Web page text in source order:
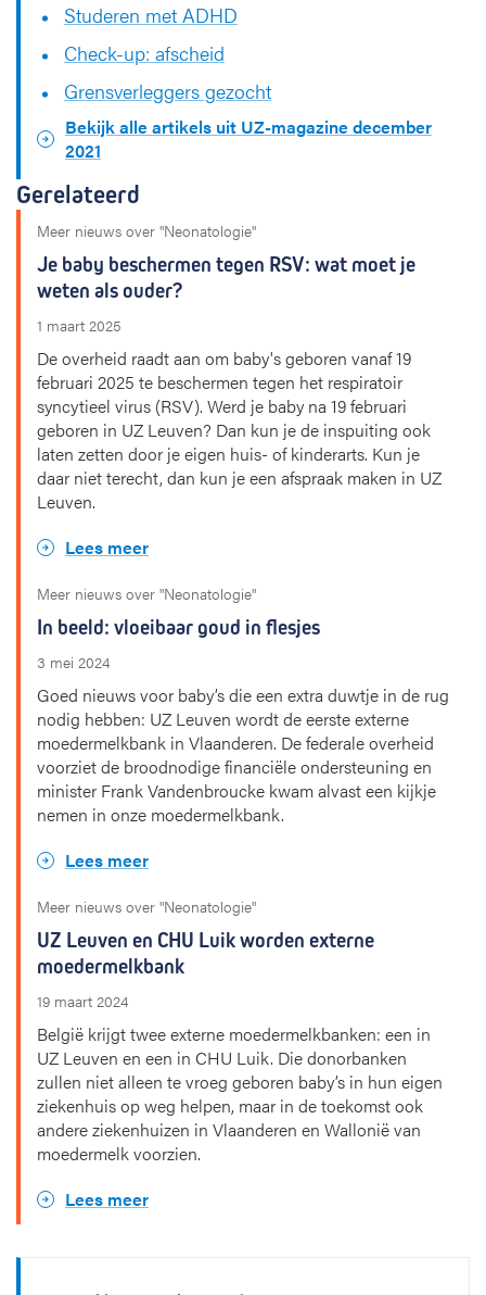
Studeren met ADHD
Check-up: afscheid
Grensverleggers gezocht
Bekijk alle artikels uit UZ-magazine december
2021
Gerelateerd
Meer nieuws over "Neonatologie"
Je baby beschermen tegen RSV: wat moet je
weten als ouder?
1 maart 2025
De overheid raadt aan om baby's geboren vanaf 19
februari 2025 te beschermen tegen het respiratoir
syncytieel virus (RSV). Werd je baby na 19 februari
geboren in UZ Leuven? Dan kun je de inspuiting ook
laten zetten door je eigen huis- of kinderarts. Kun je
daar niet terecht, dan kun je een afspraak maken in UZ
Leuven.
Lees meer
Meer nieuws over "Neonatologie"
In beeld: vloeibaar goud in flesjes
3 mei 2024
Goed nieuws voor baby’s die een extra duwtje in de rug
nodig hebben: UZ Leuven wordt de eerste externe
moedermelkbank in Vlaanderen. De federale overheid
voorziet de broodnodige financiële ondersteuning en
minister Frank Vandenbroucke kwam alvast een kijkje
nemen in onze moedermelkbank.
Lees meer
Meer nieuws over "Neonatologie"
UZ Leuven en CHU Luik worden externe
moedermelkbank
19 maart 2024
België krijgt twee externe moedermelkbanken: een in
UZ Leuven en een in CHU Luik. Die donorbanken
zullen niet alleen te vroeg geboren baby’s in hun eigen
ziekenhuis op weg helpen, maar in de toekomst ook
andere ziekenhuizen in Vlaanderen en Wallonië van
moedermelk voorzien.
Lees meer